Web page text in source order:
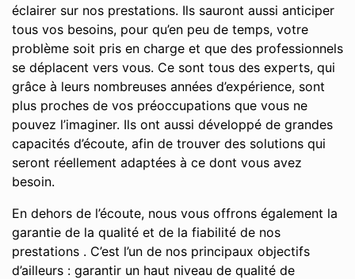
éclairer sur nos prestations. Ils sauront aussi anticiper
tous vos besoins, pour qu’en peu de temps, votre
problème soit pris en charge et que des professionnels
se déplacent vers vous. Ce sont tous des experts, qui
grâce à leurs nombreuses années d’expérience, sont
plus proches de vos préoccupations que vous ne
pouvez l’imaginer. Ils ont aussi développé de grandes
capacités d’écoute, afin de trouver des solutions qui
seront réellement adaptées à ce dont vous avez
besoin.
En dehors de l’écoute, nous vous offrons également la
garantie de la qualité et de la fiabilité de nos
prestations . C’est l’un de nos principaux objectifs
d’ailleurs : garantir un haut niveau de qualité de